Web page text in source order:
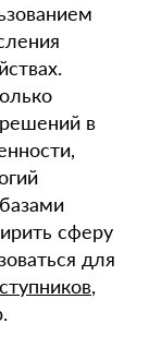
в
сферу
для
,